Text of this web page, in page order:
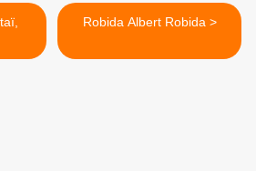
Robida Albert Robida >